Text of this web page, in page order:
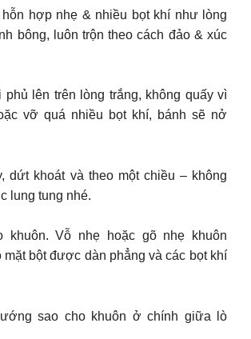
hợp nhẹ & nhiều bọt khí như lòng
bông, luôn trộn theo cách đảo & xúc
lên trên lòng trắng, không quấy vì
vỡ quá nhiều bọt khí, bánh sẽ nở
dứt khoát và theo một chiều – không
lung tung nhé.
khuôn. Vỗ nhẹ hoặc gõ nhẹ khuôn
mặt bột được dàn phẳng và các bọt khí
sao cho khuôn ở chính giữa lò